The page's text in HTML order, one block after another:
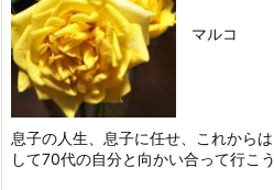
マルコ
息子の人生、息子に任せ、これから
して70代の自分と向かい合って行こう